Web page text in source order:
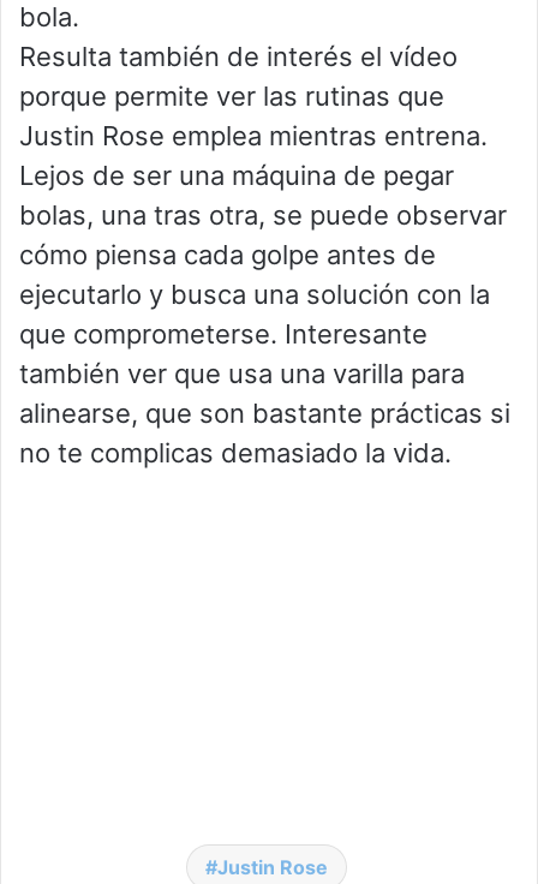
bola.
Resulta también de interés el vídeo
porque permite ver las rutinas que
Justin Rose emplea mientras entrena.
Lejos de ser una máquina de pegar
bolas, una tras otra, se puede observar
cómo piensa cada golpe antes de
ejecutarlo y busca una solución con la
que comprometerse. Interesante
también ver que usa una varilla para
alinearse, que son bastante prácticas si
no te complicas demasiado la vida.
Justin Rose